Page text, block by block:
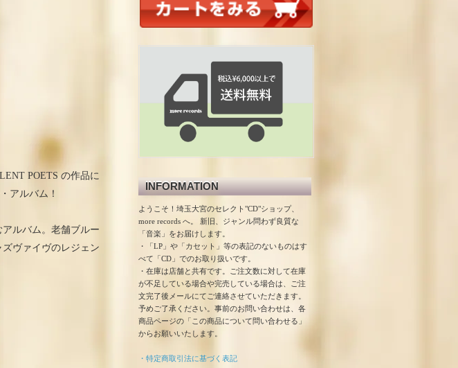
POETS の作品に
アルバム！
ルバム。老舗ブルー
ズヴァイヴのレジェン
INFORMATION
ようこそ！埼玉大宮のセレクト"CD"ショップ、
more records へ。 新旧、ジャンル問わず良質な
「音楽」をお届けします。
・「LP」や「カセット」等の表記のないものはす
べて「CD」でのお取り扱いです。
・在庫は店舗と共有です。ご注文数に対して在庫
が不足している場合や完売している場合は、ご注
文完了後メールにてご連絡させていただきます。
予めご了承ください。事前のお問い合わせは、各
商品ページの「この商品について問い合わせる」
からお願いいたします。
・特定商取引法に基づく表記